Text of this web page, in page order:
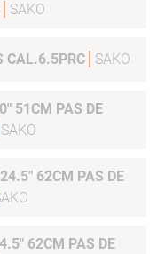
SAKO
CAL.6.5PRC SAKO
PAS DE
SAKO
62CM PAS DE
62CM PAS DE